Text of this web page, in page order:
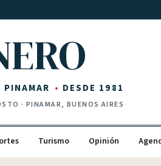
DESDE 1981
· PINAMAR, BUENOS AIRES
Turismo Opinión